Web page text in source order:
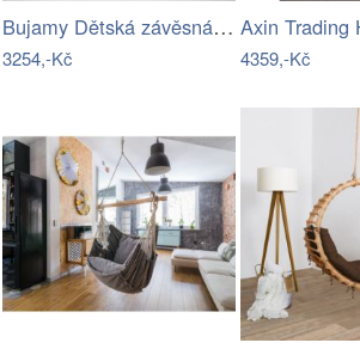
Bujamy Dětská závěsná houpací síť…
3254,-Kč 4359,-Kč